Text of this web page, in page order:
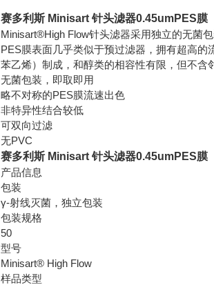
赛多利斯 Minisart 针头滤器0.45umPES膜
Minisart®High Flow针头滤器采用独立的无菌
PES膜表面几乎类似于预过滤器，拥有超高
苯乙烯）制成，和醇类的相容性有限，但不含
无菌包装，即取即用
略不对称的PES膜流速出色
非特异性结合较低
可双向过滤
无PVC
赛多利斯 Minisart 针头滤器0.45umPES膜
产品信息
包装
γ-射线灭菌，独立包装
包装规格
50
型号
Minisart® High Flow
样品类型